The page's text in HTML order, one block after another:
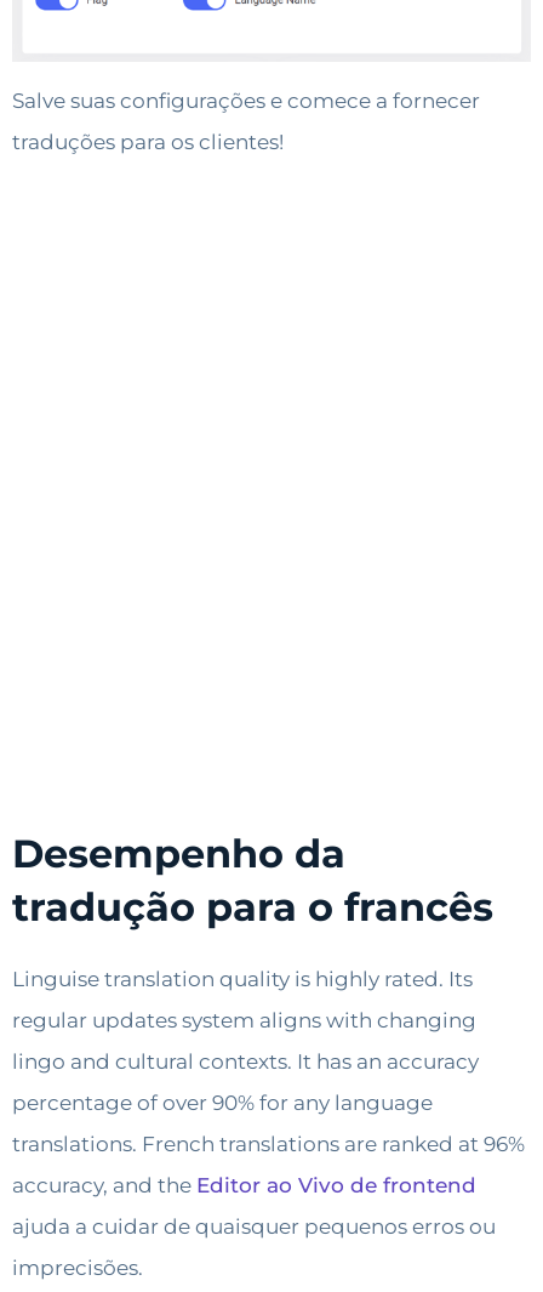
Salve suas configurações e comece a fornecer
traduções para os clientes!
Desempenho da
tradução para o francês
Linguise translation quality is highly rated. Its
regular updates system aligns with changing
lingo and cultural contexts. It has an accuracy
percentage of over 90% for any language
translations. French translations are ranked at 96%
accuracy, and the Editor ao Vivo de frontend
ajuda a cuidar de quaisquer pequenos erros ou
imprecisões.